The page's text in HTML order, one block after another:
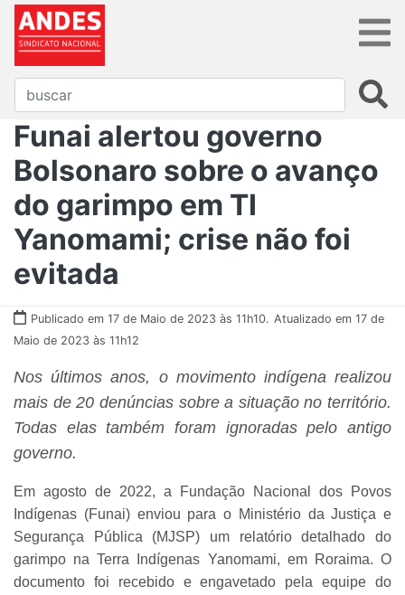
Funai alertou governo
Bolsonaro sobre o avanço
do garimpo em TI
Yanomami; crise não foi
evitada
Publicado em 17 de Maio de 2023 às 11h10. Atualizado em 17 de
Maio de 2023 às 11h12
Nos últimos anos, o movimento indígena realizou
mais de 20 denúncias sobre a situação no território.
Todas elas também foram ignoradas pelo antigo
governo.
Em agosto de 2022, a Fundação Nacional dos Povos
Indígenas (Funai) enviou para o Ministério da Justiça e
Segurança Pública (MJSP) um relatório detalhado do
garimpo na Terra Indígenas Yanomami, em Roraima. O
documento foi recebido e engavetado pela equipe do